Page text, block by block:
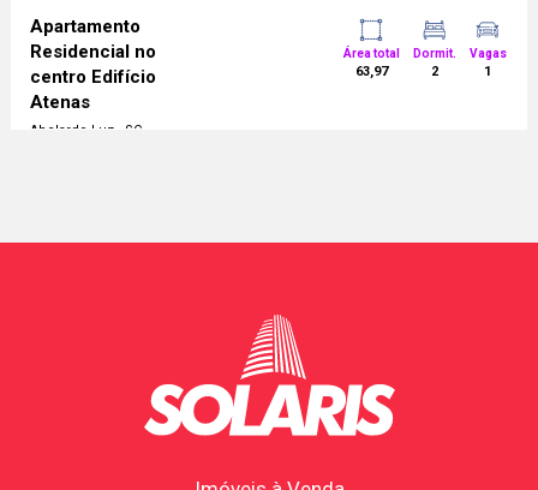
Apartamento
Residencial no
centro Edifício
Atenas
Abelardo Luz - SC
Área total
63,97
Dormit.
2
Vagas
1